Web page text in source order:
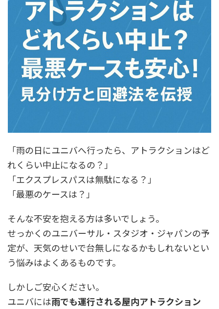
「雨の日にユニバへ行ったら、アトラクションはど
れくらい中止になるの？」
「エクスプレスパスは無駄になる？」
「最悪のケースは？」
そんな不安を抱える方は多いでしょう。
せっかくのユニバーサル・スタジオ・ジャパンの予
定が、天気のせいで台無しになるかもしれないとい
う悩みはよくあるものです。
しかしご安心ください。
ユニバには雨でも運行される屋内アトラクション